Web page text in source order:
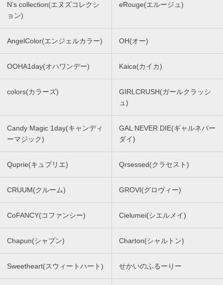
N’s collection(エヌズコレクシ
ョン)
eRouge(エルージュ)
AngelColor(エンジェルカラー) OH(オー)
OOHA1day(オハワンデー) Kaica(カイカ)
colors(カラーズ)
GIRLCRUSH(ガールクラッシ
ュ)
Candy Magic 1day(キャンディ
ーマジック)
GAL NEVER DIE(ギャルネバー
ダイ)
Quprie(キュプリエ) Qrsessed(クラセスト)
CRUUM(クルーム) GROVI(グロヴィー)
CoFANCY(コファンシー) Cielumei(シエルメイ)
Chapun(シャプン) Charton(シャルトン)
Sweetheart(スウィートハート) せかいのふるーりー